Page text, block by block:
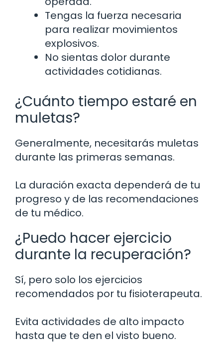
Tengas la fuerza necesaria
para realizar movimientos
explosivos.
No sientas dolor durante
actividades cotidianas.
¿Cuánto tiempo estaré en
muletas?
Generalmente, necesitarás muletas
durante las primeras semanas.
La duración exacta dependerá de tu
progreso y de las recomendaciones
de tu médico.
¿Puedo hacer ejercicio
durante la recuperación?
Sí, pero solo los ejercicios
recomendados por tu fisioterapeuta.
Evita actividades de alto impacto
hasta que te den el visto bueno.